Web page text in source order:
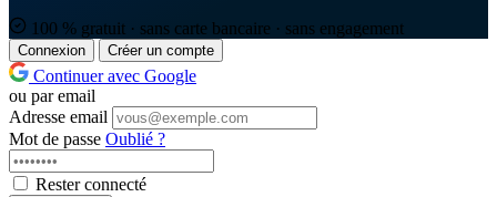
100 % gratuit · sans carte bancaire · sans engagement
Connexion Créer un compte
Continuer avec Google
ou par email
Adresse email
Mot de passe Oublié ?
Rester connecté